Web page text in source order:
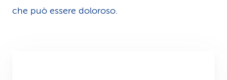
che può essere doloroso.